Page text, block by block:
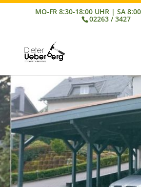
02263 / 3427